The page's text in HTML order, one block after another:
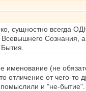
сущностно всегда
Сознания,
именование (не
от чего-то
и "не-